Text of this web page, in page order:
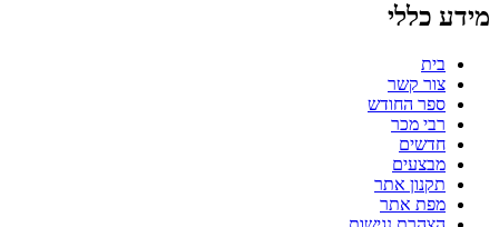
מידע כללי
בית
צור קשר
ספר החודש
רבי מכר
חדשים
מבצעים
תקנון אתר
מפת אתר